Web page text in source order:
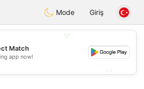
Dating
Mode Giriş
💕
Match
app now!